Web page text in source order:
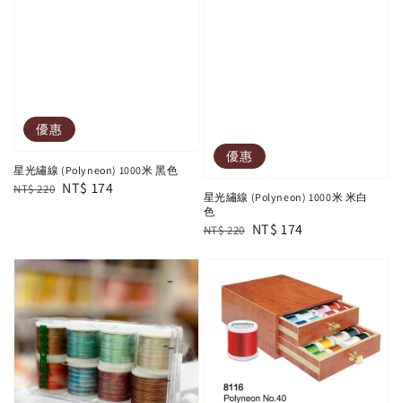
優惠
星光繡線 (Polyneon) 1000米 黑色
Regular
NT$ 220 Sale
NT$ 174
優惠
星光繡線 (Polyneon) 1000米 米白
色
Regular
NT$ 220 Sale
NT$ 174